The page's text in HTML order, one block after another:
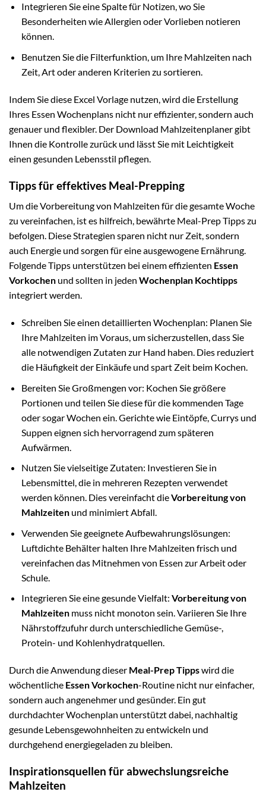
Integrieren Sie eine Spalte für Notizen, wo Sie
Besonderheiten wie Allergien oder Vorlieben notieren
können.
Benutzen Sie die Filterfunktion, um Ihre Mahlzeiten nach
Zeit, Art oder anderen Kriterien zu sortieren.
Indem Sie diese Excel Vorlage nutzen, wird die Erstellung
Ihres Essen Wochenplans nicht nur effizienter, sondern auch
genauer und flexibler. Der Download Mahlzeitenplaner gibt
Ihnen die Kontrolle zurück und lässt Sie mit Leichtigkeit
einen gesunden Lebensstil pflegen.
Tipps für effektives Meal-Prepping
Um die Vorbereitung von Mahlzeiten für die gesamte Woche
zu vereinfachen, ist es hilfreich, bewährte Meal-Prep Tipps zu
befolgen. Diese Strategien sparen nicht nur Zeit, sondern
auch Energie und sorgen für eine ausgewogene Ernährung.
Folgende Tipps unterstützen bei einem effizienten Essen
Vorkochen und sollten in jeden Wochenplan Kochtipps
integriert werden.
Schreiben Sie einen detaillierten Wochenplan: Planen Sie
Ihre Mahlzeiten im Voraus, um sicherzustellen, dass Sie
alle notwendigen Zutaten zur Hand haben. Dies reduziert
die Häufigkeit der Einkäufe und spart Zeit beim Kochen.
Bereiten Sie Großmengen vor: Kochen Sie größere
Portionen und teilen Sie diese für die kommenden Tage
oder sogar Wochen ein. Gerichte wie Eintöpfe, Currys und
Suppen eignen sich hervorragend zum späteren
Aufwärmen.
Nutzen Sie vielseitige Zutaten: Investieren Sie in
Lebensmittel, die in mehreren Rezepten verwendet
werden können. Dies vereinfacht dieVorbereitung von
Mahlzeitenund minimiert Abfall.
Verwenden Sie geeignete Aufbewahrungslösungen:
Luftdichte Behälter halten Ihre Mahlzeiten frisch und
vereinfachen das Mitnehmen von Essen zur Arbeit oder
Schule.
Integrieren Sie eine gesunde Vielfalt: Vorbereitung von
Mahlzeitenmuss nicht monoton sein. Variieren Sie Ihre
Nährstoffzufuhr durch unterschiedliche Gemüse-,
Protein- und Kohlenhydratquellen.
Durch die Anwendung dieser Meal-Prep Tippswird die
wöchentliche Essen Vorkochen-Routine nicht nur einfacher,
sondern auch angenehmer und gesünder. Ein gut
durchdachter Wochenplan unterstützt dabei, nachhaltig
gesunde Lebensgewohnheiten zu entwickeln und
durchgehend energiegeladen zu bleiben.
Inspirationsquellen für abwechslungsreiche
Mahlzeiten